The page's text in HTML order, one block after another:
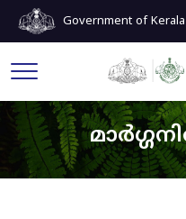
Government of Kerala